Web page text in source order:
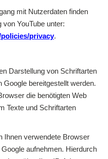
mit Nutzerdaten finden
YouTube unter:
privacy.
Darstellung von Schriftarten
bereitgestellt werden.
die benötigten Web
Texte und Schriftarten
Ihnen verwendete Browser
aufnehmen. Hierdurch